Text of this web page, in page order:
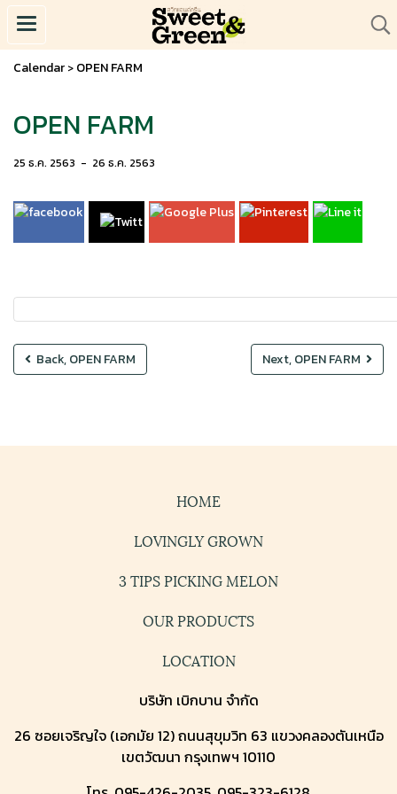
Calendar > OPEN FARM
OPEN FARM
25 ธ.ค. 2563 - 26 ธ.ค. 2563
Back, OPEN FARM Next, OPEN FARM
HOME
LOVINGLY GROWN
3 TIPS PICKING MELON
OUR PRODUCTS
LOCATION
บริษัท เบิกบาน จำกัด
26 ซอยเจริญใจ (เอกมัย 12) ถนนสุขุมวิท 63 แขวงคลองตันเหนือ
เขตวัฒนา กรุงเทพฯ 10110